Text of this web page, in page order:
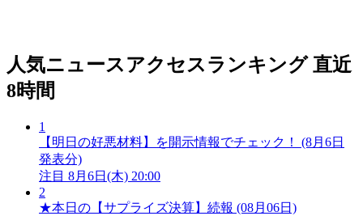
人気ニュースアクセスランキング 直近
8時間
1
【明日の好悪材料】を開示情報でチェック！ (8月6日
発表分)
注目 8月6日(木) 20:00
2
★本日の【サプライズ決算】続報 (08月06日)